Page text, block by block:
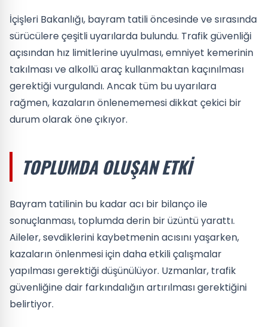
İçişleri Bakanlığı, bayram tatili öncesinde ve sırasında
sürücülere çeşitli uyarılarda bulundu. Trafik güvenliği
açısından hız limitlerine uyulması, emniyet kemerinin
takılması ve alkollü araç kullanmaktan kaçınılması
gerektiği vurgulandı. Ancak tüm bu uyarılara
rağmen, kazaların önlenememesi dikkat çekici bir
durum olarak öne çıkıyor.
TOPLUMDA OLUŞAN ETKI
Bayram tatilinin bu kadar acı bir bilanço ile
sonuçlanması, toplumda derin bir üzüntü yarattı.
Aileler, sevdiklerini kaybetmenin acısını yaşarken,
kazaların önlenmesi için daha etkili çalışmalar
yapılması gerektiği düşünülüyor. Uzmanlar, trafik
güvenliğine dair farkındalığın artırılması gerektiğini
belirtiyor.